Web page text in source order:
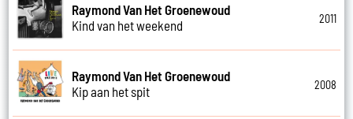
Raymond Van Het Groenewoud
Kind van het weekend
2011
Raymond Van Het Groenewoud
Kip aan het spit
2008